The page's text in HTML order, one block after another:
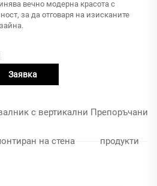
вечно модерна красота с
за да отговаря на изисканите
Заявка
с вертикални
на стена
Препоръчани
продукти